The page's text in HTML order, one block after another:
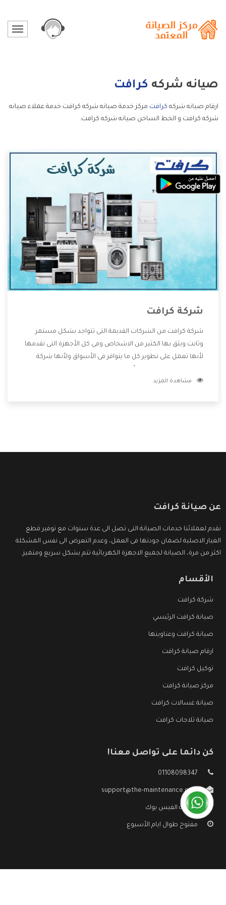
صيانه شركه كرافت
ارقام صيانه شركه كرافت مركز خدمة صيانه شركه كرافت خدمة عملاء صيانه
شركه كرافت و الخط الساخن صيانه شركه كرافت.
شركة كرافت
شركة كرافت من الشركات القديمة التى تتواجد بشكل مستمر
وثابت ويثق بها الكثير من الاشخاص وفى كل الأجهزة التى تقدمها
لأنها تعمل على تطوير كل ما يتوافر فى الأسواق ولأنها شركة
وتقدم للعملاء أقوى العروض والخصومات التى تسهل على
مشاهدة المزيد
عن صيانة كرافت
نقدم لعملائنا خدمات الصيانة التى تصل الى عدة سنوات مع توفير قطع
الغيار الاصلية لضمان جودتها فى العمل، وعدم التعرض الى نفس المشكلة
اكثر من مرة، الصيانة لجميع الاجهزة الكهربائية تتم بشكل سريع ومتميز.
الأقسام
شركة كرافت
صيانة كرافت الرئيسي
صيانة كرافت وعناوينها
ارقام صيانة كرافت
توكيل كرافت
مركز صيانة كرافت
صيانة غسالات كرافت
صيانة ثلاجات كرافت
كن دائما على تواصل معنا!
01108098347
support@the-maintenance.com
صفحة الفيس بوك
مفتوح طوال ايام الأسبوع